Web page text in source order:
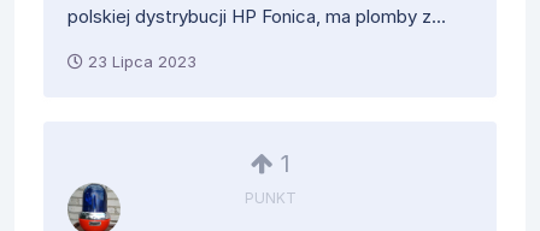
polskiej dystrybucji HP Fonica, ma plomby z...
23 Lipca 2023
1
PUNKT